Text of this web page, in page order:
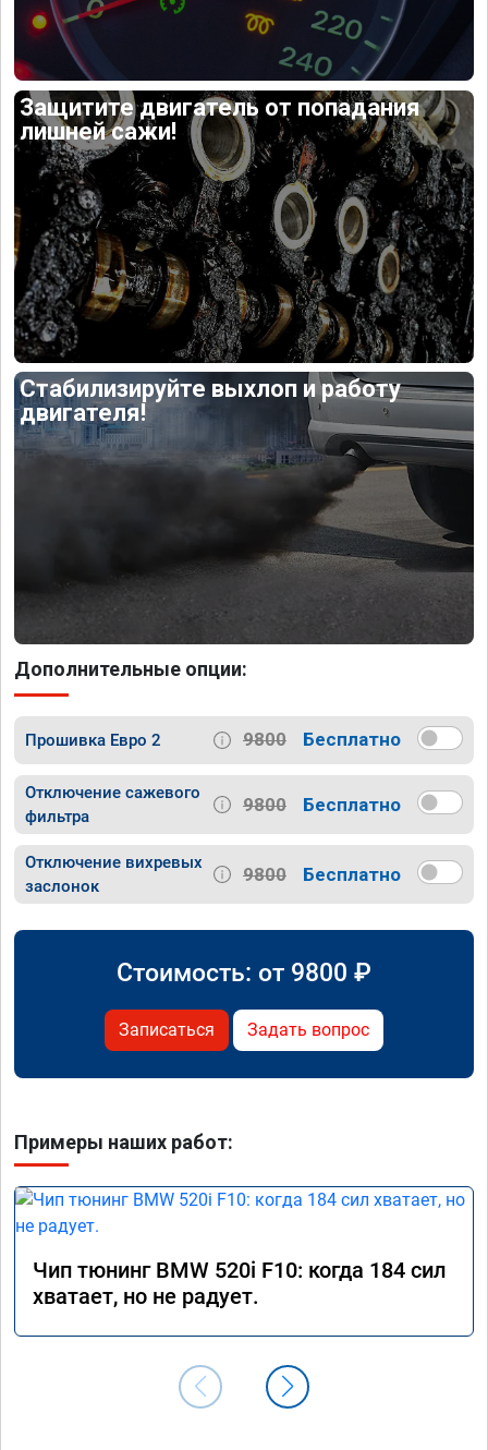
Защитите двигатель от попадания
лишней сажи!
Стабилизируйте выхлоп и работу
двигателя!
Дополнительные опции:
Прошивка Евро 2 9800 Бесплатно
Отключение сажевого
фильтра
9800 Бесплатно
Отключение вихревых
заслонок
9800 Бесплатно
Стоимость: от 9800 ₽
Записаться Задать вопрос
Примеры наших работ:
Чип тюнинг BMW 520i F10: когда 184 сил
хватает, но не радует.